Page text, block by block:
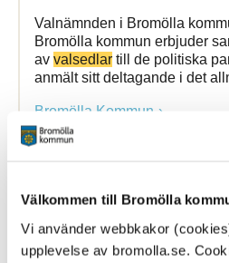
Välkommen till Bromölla
Vi använder webbkakor
upplevelse av bromolla.se.
Valnämnden i Bromölla
Bromölla kommun erbjuder
av valsedlar till de politiska
anmält sitt deltagande i det
Bromölla Kommun
Informationskväll inför
28 January 2019